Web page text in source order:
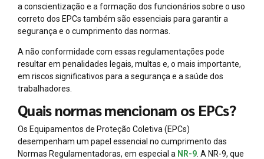
a conscientização e a formação dos funcionários sobre o uso
correto dos EPCs também são essenciais para garantir a
segurança e o cumprimento das normas.
A não conformidade com essas regulamentações pode
resultar em penalidades legais, multas e, o mais importante,
em riscos significativos para a segurança e a saúde dos
trabalhadores.
Quais normas mencionam os EPCs?
Os Equipamentos de Proteção Coletiva (EPCs)
desempenham um papel essencial no cumprimento das
Normas Regulamentadoras, em especial a NR-9 . A NR-9, que